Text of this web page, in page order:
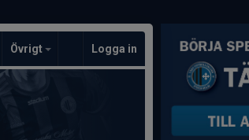
Övrigt Logga in